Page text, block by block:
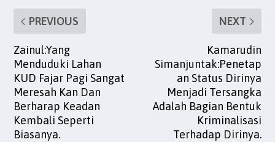
PREVIOUS
Zainul:Yang
Menduduki Lahan
KUD Fajar Pagi Sangat
Meresah Kan Dan
Berharap Keadan
Kembali Seperti
Biasanya.
NEXT
Kamarudin
Simanjuntak:Penetap
an Status Dirinya
Menjadi Tersangka
Adalah Bagian Bentuk
Kriminalisasi
Terhadap Dirinya.